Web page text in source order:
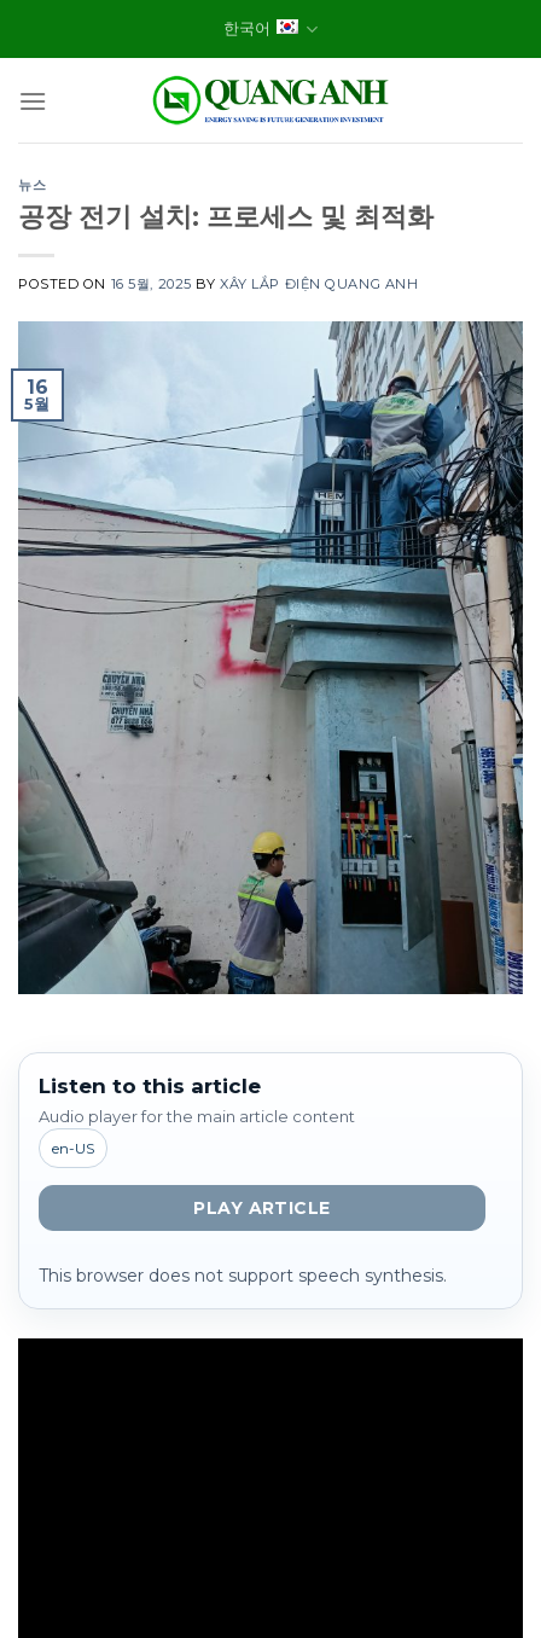
한국어
뉴스
공장 전기 설치: 프로세스 및 최적화
POSTED ON 16 5월, 2025 BYXÂY LẮP ĐIỆN QUANG ANH
16
5월
Listen to this article
Audio player for the main article content
en-US
PLAY ARTICLE
This browser does not support speech synthesis.